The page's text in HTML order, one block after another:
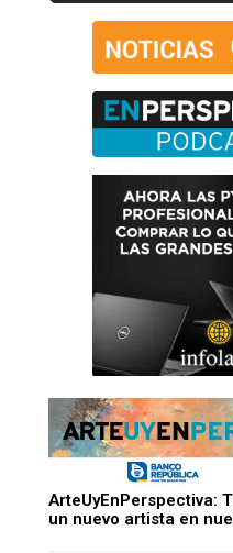
ArteUyEnPerspectiva:
un nuevo artista en